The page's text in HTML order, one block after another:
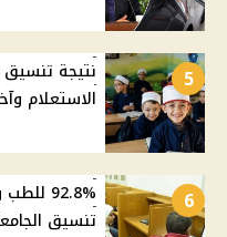
5
نتيجة تنسيق
الاستعلام
6
تنسيق الجامعات 2026 وأماكن المرحلة